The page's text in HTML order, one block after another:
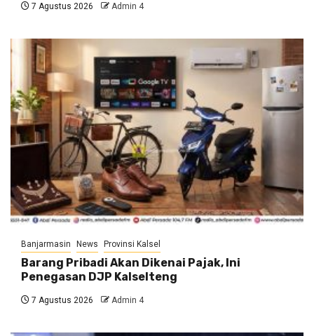
7 Agustus 2026 Admin 4
Banjarmasin News Provinsi Kalsel
Barang Pribadi Akan Dikenai Pajak, Ini
Penegasan DJP Kalselteng
7 Agustus 2026 Admin 4